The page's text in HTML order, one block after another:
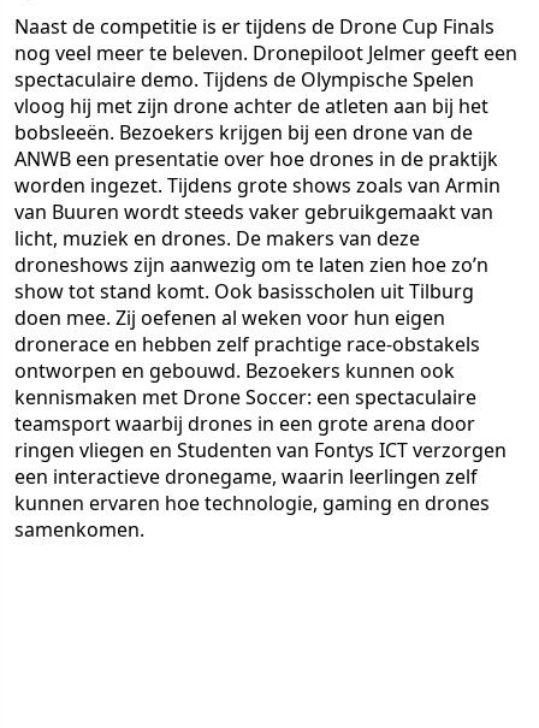
Naast de competitie is er tijdens de Drone Cup Finals
nog veel meer te beleven. Dronepiloot Jelmer geeft een
spectaculaire demo. Tijdens de Olympische Spelen
vloog hij met zijn drone achter de atleten aan bij het
bobsleeën. Bezoekers krijgen bij een drone van de
ANWB een presentatie over hoe drones in de praktijk
worden ingezet. Tijdens grote shows zoals van Armin
van Buuren wordt steeds vaker gebruikgemaakt van
licht, muziek en drones. De makers van deze
droneshows zijn aanwezig om te laten zien hoe zo’n
show tot stand komt. Ook basisscholen uit Tilburg
doen mee. Zij oefenen al weken voor hun eigen
dronerace en hebben zelf prachtige race-obstakels
ontworpen en gebouwd. Bezoekers kunnen ook
kennismaken met Drone Soccer: een spectaculaire
teamsport waarbij drones in een grote arena door
ringen vliegen en Studenten van Fontys ICT verzorgen
een interactieve dronegame, waarin leerlingen zelf
kunnen ervaren hoe technologie, gaming en drones
samenkomen.